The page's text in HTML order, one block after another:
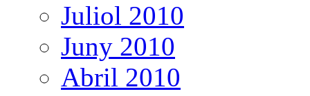
Juliol 2010
Juny 2010
Abril 2010